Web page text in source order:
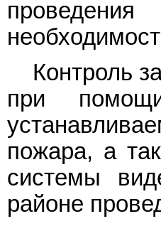
Контроль
при
пожара, а
системы
районе